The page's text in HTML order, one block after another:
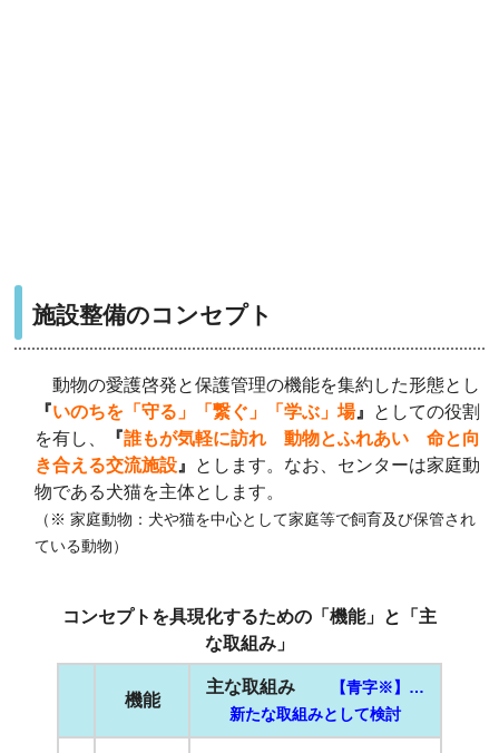
施設整備のコンセプト
動物の愛護啓発と保護管理の機能を集約した形態とし
『いのちを「守る」「繋ぐ」「学ぶ」場』 と しての役割
を有し、
『誰もが気軽に訪れ 動物とふれあい 命と向
き合える交流施設』 とします。なお、センターは家庭動
物である犬猫を主体とします。
（※家庭動物：犬や猫を中心として家庭等で飼育及び保管され
ている動物）
コンセプトを具現化するための「機能」と「主
な取組み」
機能
主な取組み
【青字※】…
新たな取組みとして検討